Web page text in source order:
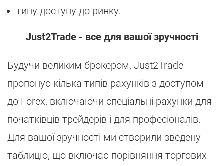
типу доступу до ринку.
Just2Trade - все для вашої зручності
Будучи великим брокером, Just2Trade
пропонує кілька типів рахунків з доступом
до Forex, включаючи спеціальні рахунки для
початківців трейдерів і для професіоналів.
Для вашої зручності ми створили зведену
таблицю, що включає порівняння торгових